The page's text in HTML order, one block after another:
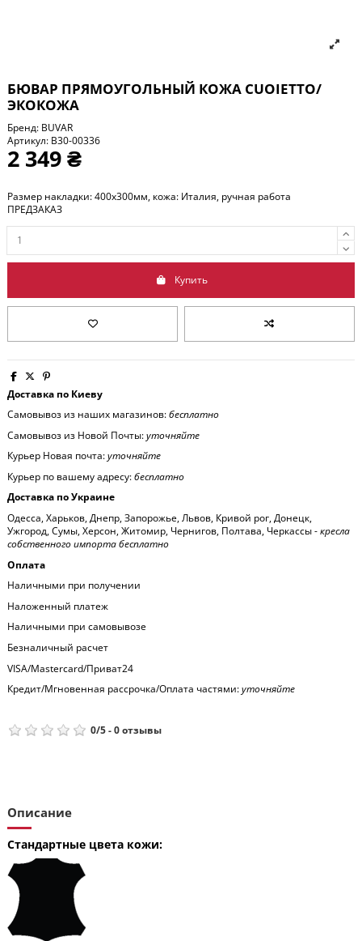
БЮВАР ПРЯМОУГОЛЬНЫЙ КОЖА CUOIETTO/
ЭКОКОЖА
Бренд: BUVAR
Артикул: B30-00336
2 349 ₴
Размер накладки: 400x300мм, кожа: Италия, ручная работа
ПРЕДЗАКАЗ
Купить
Доставка по Киеву
Самовывоз из наших магазинов:бесплатно
Самовывоз из Новой Почты:уточняйте
Курьер Новая почта:уточняйте
Курьер по вашему адресу:бесплатно
Доставка по Украине
Одесса, Харьков, Днепр, Запорожье, Львов, Кривой рог, Донецк,
Ужгород, Сумы, Херсон, Житомир, Чернигов, Полтава, Черкассы -кресла
собственного импорта бесплатно
Оплата
Наличными при получении
Наложенный платеж
Наличными при самовывозе
Безналичный расчет
VISA/Mastercard/Приват24
Кредит/Мгновенная рассрочка/Оплата частями:уточняйте
0/5-0отзывы
Описание
Стандартные цвета кожи: